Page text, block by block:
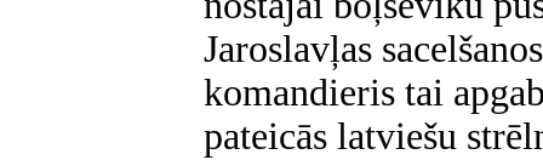
Jaroslavļas
komandieris tai
pateicās latviešu